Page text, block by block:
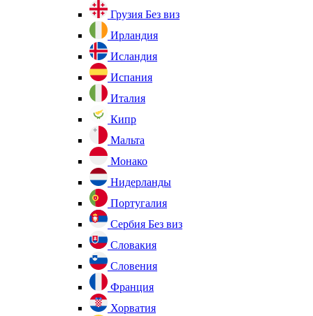
Грузия Без виз
Ирландия
Исландия
Испания
Италия
Кипр
Мальта
Монако
Нидерланды
Португалия
Сербия Без виз
Словакия
Словения
Франция
Хорватия